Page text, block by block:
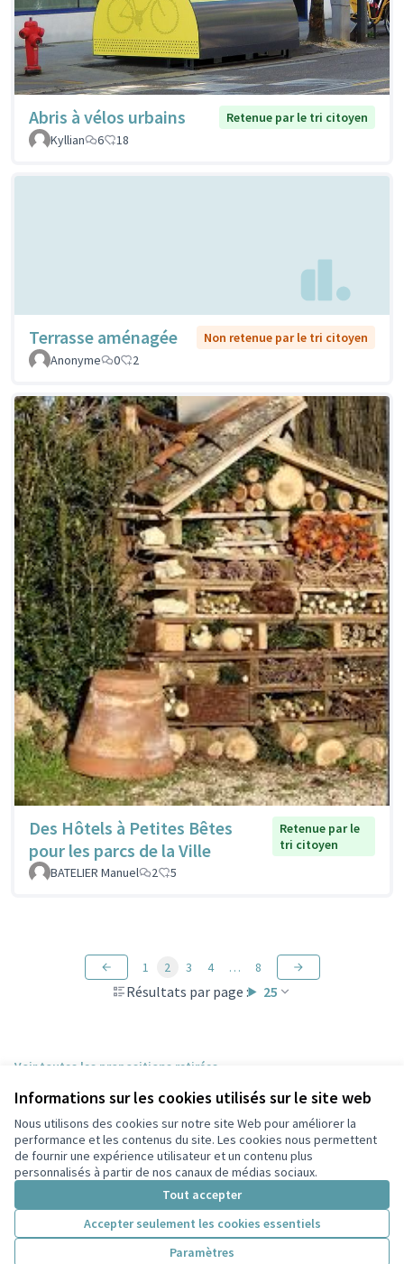
Informations sur les cookies utilisés sur le site web
Nous utilisons des cookies sur notre site Web pour améliorer la
performance et les contenus du site. Les cookies nous permettent
de fournir une expérience utilisateur et un contenu plus
personnalisés à partir de nos canaux de médias sociaux.
Tout accepter
Accepter seulement les cookies essentiels
Paramètres
Abris à vélos urbains
Retenue par le tri citoyen
Kyllian
6 18
Terrasse aménagée
Non retenue par le tri citoyen
Anonyme
0 2
Des Hôtels à Petites Bêtes
pour les parcs de la Ville
Retenue par le
tri citoyen
BATELIER Manuel
2 5
Résultats par page : 25
1 2 3 4 … 8
Voir toutes les propositions retirées
Conditions d'utilisation
Paramètres des cookies
Participez Villeurbanne sur X
(Lien externe)
Participez Villeurbanne sur Facebook
Participez Villeurbanne sur Instagram
Participez Villeurbanne sur YouTube
(Lien externe)
Licence
(Lien